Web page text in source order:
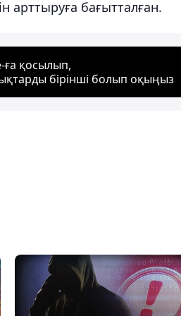
арттыруға бағытталған.
ға қосылып,
бірінші болып оқыңыз